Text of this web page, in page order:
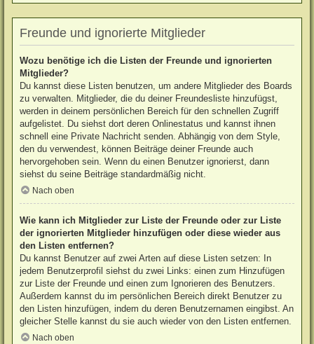
Freunde und ignorierte Mitglieder
Wozu benötige ich die Listen der Freunde und ignorierten
Mitglieder?
Du kannst diese Listen benutzen, um andere Mitglieder des Boards
zu verwalten. Mitglieder, die du deiner Freundesliste hinzufügst,
werden in deinem persönlichen Bereich für den schnellen Zugriff
aufgelistet. Du siehst dort deren Onlinestatus und kannst ihnen
schnell eine Private Nachricht senden. Abhängig von dem Style,
den du verwendest, können Beiträge deiner Freunde auch
hervorgehoben sein. Wenn du einen Benutzer ignorierst, dann
siehst du seine Beiträge standardmäßig nicht.
Nach oben
Wie kann ich Mitglieder zur Liste der Freunde oder zur Liste
der ignorierten Mitglieder hinzufügen oder diese wieder aus
den Listen entfernen?
Du kannst Benutzer auf zwei Arten auf diese Listen setzen: In
jedem Benutzerprofil siehst du zwei Links: einen zum Hinzufügen
zur Liste der Freunde und einen zum Ignorieren des Benutzers.
Außerdem kannst du im persönlichen Bereich direkt Benutzer zu
den Listen hinzufügen, indem du deren Benutzernamen eingibst. An
gleicher Stelle kannst du sie auch wieder von den Listen entfernen.
Nach oben